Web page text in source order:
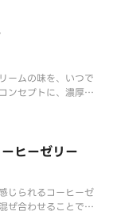
ハ
ームの味を、いつで
ンセプトに、濃厚か
ヒーゼリー
じられるコーヒーゼ
ぜ合わせることで、